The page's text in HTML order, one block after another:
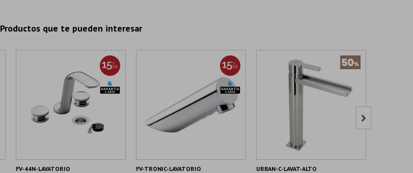
Productos que te pueden interesar
FV-44N-LAVATORIO FV-TRONIC-LAVATORIO URBAN-C-LAVAT-ALTO
